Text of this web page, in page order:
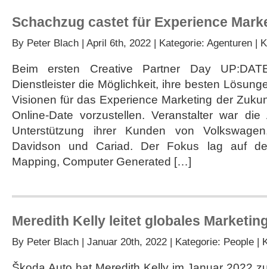
Schachzug castet für Experience
By Peter Blach | April 6th, 2022 | Kategorie: Agenturen |
Beim ersten Creative Partner Day
Dienstleister die Möglichkeit, ihre besten
Visionen für das Experience Marketing der
Online-Date vorzustellen. Veranstalter war
Unterstützung ihrer Kunden von
Davidson und Cariad. Der Fokus lag auf
Mapping, Computer Generated […]
Meredith Kelly leitet globales
By Peter Blach | Januar 20th, 2022 | Kategorie: People |